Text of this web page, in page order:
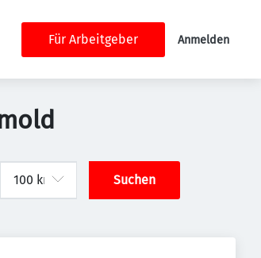
Für Arbeitgeber Anmelden
Suchen